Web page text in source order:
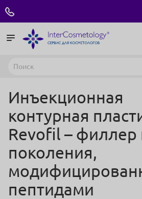
Инъекционная
контурная
Revofil – филлер
поколения,
пептидами